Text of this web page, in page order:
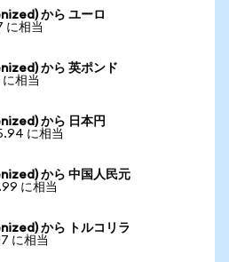
から ユーロ
に相当
から 英ポンド
相当
から 日本円
に相当
から 中国人民元
に相当
から トルコリラ
に相当